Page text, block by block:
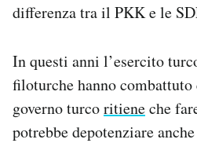
differenza tra il PKK e le
In questi anni l’esercito
filoturche hanno
governo turcoritieneche
potrebbe depotenziare